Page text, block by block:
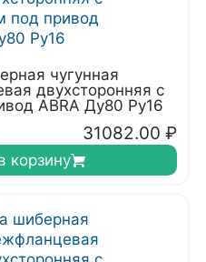
чугунная
двухсторонняя с
ABRA Ду80 Ру16
31082.00 ₽
корзину